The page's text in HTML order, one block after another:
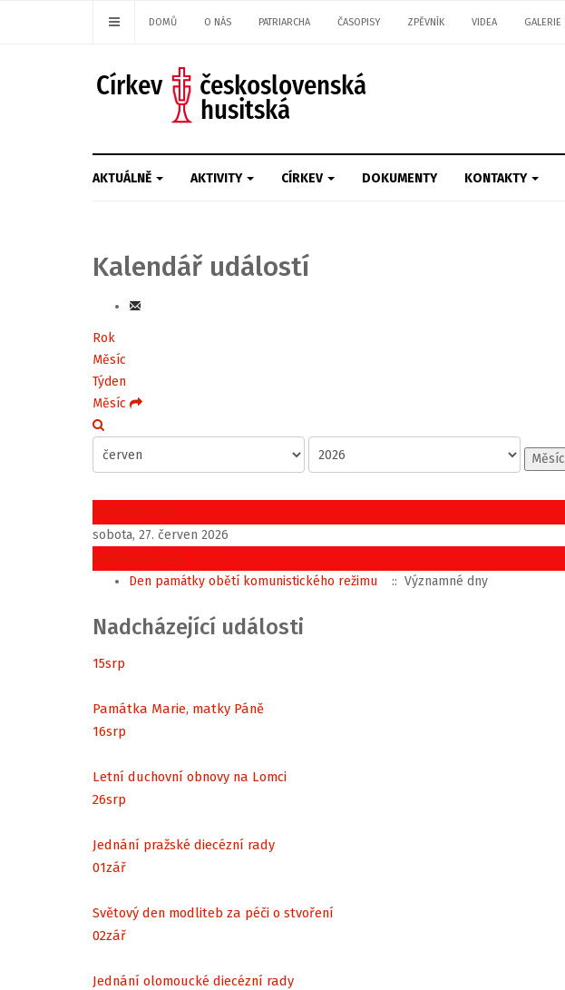
DOMŮ O NÁS PATRIARCHA ČASOPISY ZPĚVNÍK VIDEA GALERIE
AKTUÁLNĚ AKTIVITY CÍRKEV DOKUMENTY KONTAKTY
Kalendář událostí
Rok
Měsíc
Týden
Měsíc
Měsíc
Předchozí den
sobota, 27. červen 2026
Následující den
Den památky obětí komunistického režimu
:: Významné dny
Nadcházející události
15srp
Památka Marie, matky Páně
16srp
Letní duchovní obnovy na Lomci
26srp
Jednání pražské diecézní rady
01zář
Světový den modliteb za péči o stvoření
02zář
Jednání olomoucké diecézní rady